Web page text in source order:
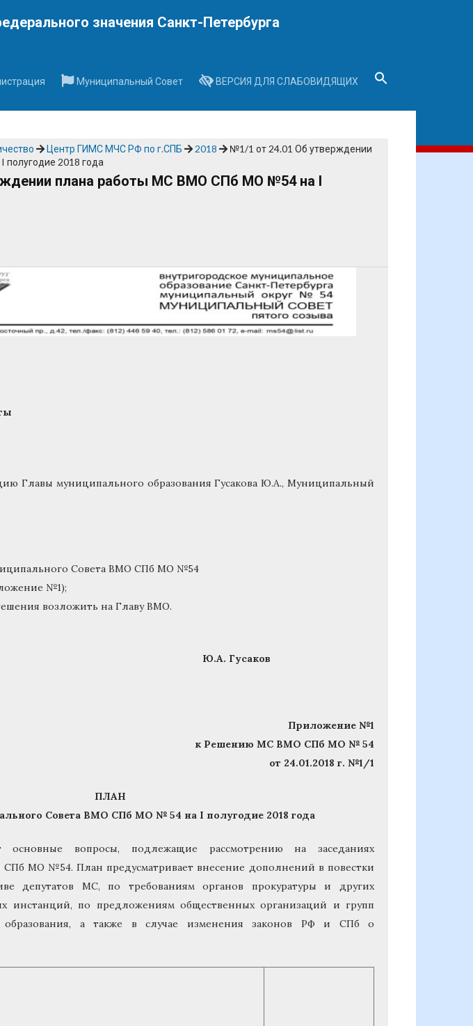
значения Санкт-Петербурга
Муниципальный Совет ВЕРСИЯ ДЛЯ СЛАБОВИДЯЩИХ
Центр ГИМС МЧС РФ по г.СПБ 2018
№1/1 от 24.01 Об утверждении
2018 года
плана работы МС ВМО СПб МО №54 на I
Главы муниципального образования Гусакова Ю.А., Муниципальный
Совета ВМО СПб МО №54
№1);
возложить на Главу ВМО.
Ю.А. Гусаков
Приложение №1
к Решению МС ВМО СПб МО № 54
от 24.01.2018 г. №1/1
ПЛАН
Совета ВМО СПб МО № 54 на I полугодие 2018 года
вопросы, подлежащие рассмотрению на заседаниях
МО №54. План предусматривает внесение дополнений в повестки
депутатов МС, по требованиям органов прокуратуры и других
инстанций, по предложениям общественных организаций и групп
образования, а также в случае изменения законов РФ и СПб о